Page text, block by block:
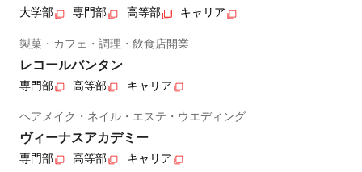
大学部 専門部 高等部 キャリア
製菓・カフェ・調理・飲食店開業
レコールバンタン
専門部 高等部 キャリア
ヘアメイク・ネイル・エステ・ウエディング
ヴィーナスアカデミー
専門部 高等部 キャリア